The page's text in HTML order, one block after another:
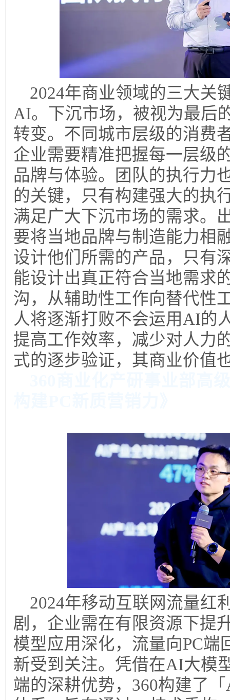
2024年商业领域的三大关
AI。下沉市场，被视为最后
转变。不同城市层级的消费
企业需要精准把握每一层级
品牌与体验。团队的执行力
的关键，只有构建强大的执
满足广大下沉市场的需求。
要将当地品牌与制造能力相
设计他们所需的产品，只有
能设计出真正符合当地需求
沟，从辅助性工作向替代性
人将逐渐打败不会运用AI的
提高工作效率，减少对人力
式的逐步验证，其商业价值
2024年移动互联网流量红
剧，企业需在有限资源下提
模型应用深化，流量向PC端
新受到关注。凭借在AI大模
端的深耕优势，360构建了「